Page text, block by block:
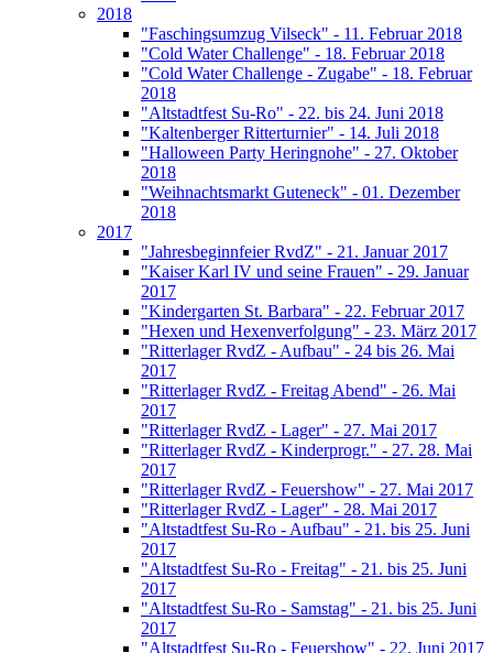
2018
"Faschingsumzug Vilseck" - 11. Februar 2018
"Cold Water Challenge" - 18. Februar 2018
"Cold Water Challenge - Zugabe" - 18. Februar
2018
"Altstadtfest Su-Ro" - 22. bis 24. Juni 2018
"Kaltenberger Ritterturnier" - 14. Juli 2018
"Halloween Party Heringnohe" - 27. Oktober
2018
"Weihnachtsmarkt Guteneck" - 01. Dezember
2018
2017
"Jahresbeginnfeier RvdZ" - 21. Januar 2017
"Kaiser Karl IV und seine Frauen" - 29. Januar
2017
"Kindergarten St. Barbara" - 22. Februar 2017
"Hexen und Hexenverfolgung" - 23. März 2017
"Ritterlager RvdZ - Aufbau" - 24 bis 26. Mai
2017
"Ritterlager RvdZ - Freitag Abend" - 26. Mai
2017
"Ritterlager RvdZ - Lager" - 27. Mai 2017
"Ritterlager RvdZ - Kinderprogr." - 27. 28. Mai
2017
"Ritterlager RvdZ - Feuershow" - 27. Mai 2017
"Ritterlager RvdZ - Lager" - 28. Mai 2017
"Altstadtfest Su-Ro - Aufbau" - 21. bis 25. Juni
2017
"Altstadtfest Su-Ro - Freitag" - 21. bis 25. Juni
2017
"Altstadtfest Su-Ro - Samstag" - 21. bis 25. Juni
2017
"Altstadtfest Su-Ro - Feuershow" - 22. Juni 2017